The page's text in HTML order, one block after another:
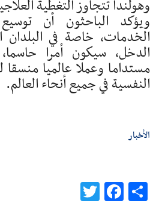
وهولندا تتجاوز التغطية العلاجية
ويؤكد الباحثون أن
الخدمات، خاصة في البلدان
الدخل، سيكون أمرا
مستداما وعملا عالميا
النفسية في جميع أنحاء العالم.
الأخبار
Share
Facebook